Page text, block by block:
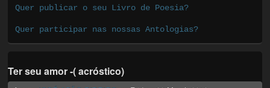
Quer publicar o seu Livro de Poesia?
Quer participar nas nossas Antologias?
Ter seu amor -( acróstico)